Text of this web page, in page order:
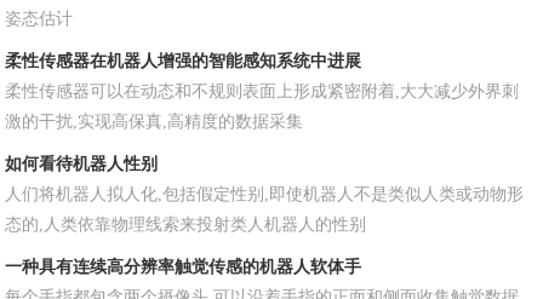
姿态估计
柔性传感器在机器人增强的智能感知系统中进展
柔性传感器可以在动态和不规则表面上形成紧密附着,大大减少外界刺
激的干扰,实现高保真,高精度的数据采集
如何看待机器人性别
人们将机器人拟人化,包括假定性别,即使机器人不是类似人类或动物形
态的,人类依靠物理线索来投射类人机器人的性别
一种具有连续高分辨率触觉传感的机器人软体手